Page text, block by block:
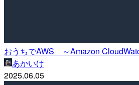
おうちでAWS ～Amazon
あかいけ
2025.06.05